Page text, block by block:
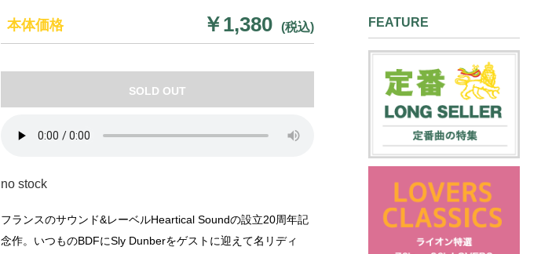
本体価格 ￥1,380 (税込)
SOLD OUT
no stock
フランスのサウンド&レーベルHeartical Soundの設立20周年記
念作。いつものBDFにSly Dunberをゲストに迎えて名リディ
FEATURE